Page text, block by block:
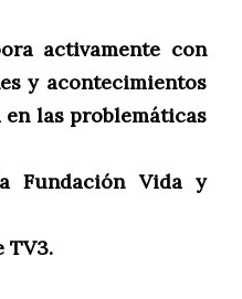
activamente con
y acontecimientos
las problemáticas
Fundación Vida y
TV3.